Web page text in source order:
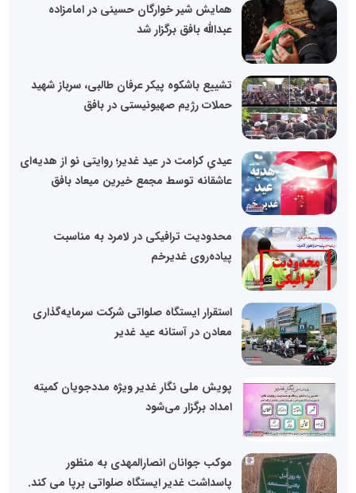
همایش شیر خوارگان حسینی در امامزاده
عبدالله بافق برگزار شد
تشییع باشکوه پیکر عرفان طالبی، سرباز شهید
حملات رژیم صهیونیستی در بافق
عیدیِ کرامت در عید غدیر؛ روایتی نو از هدیه‌ای
عاشقانه توسط مجمع خیرین میعاد بافق
محدودیت ترافیکی در لامرد به مناسبت
پیاده‌روی غدیرخم
استقرار ایستگاه صلواتی شرکت سرمایه‌گذاری
معادن در آستانه عید غدیر
پویش ملی نگار غدیر ویژه مددجویان کمیته
امداد برگزار می‌شود
موکب جوانان انصارالمهدی به منظور
پاسداشت غدیر ایستگاه صلواتی برپا می کند.